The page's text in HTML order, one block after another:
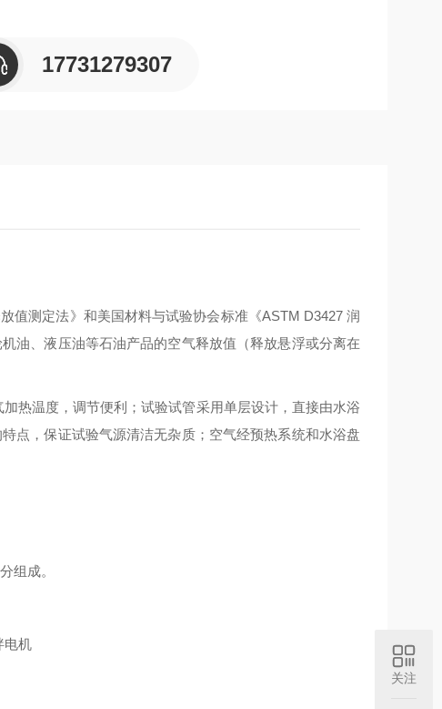
17731279307
值测定法》和美国材料与试验协会标准《ASTM D3427 润
油、液压油等石油产品的空气释放值（释放悬浮或分离在
热温度，调节便利；试验试管采用单层设计，直接由水浴
点，保证试验气源清洁无杂质；空气经预热系统和水浴盘
组成。
电机
关注